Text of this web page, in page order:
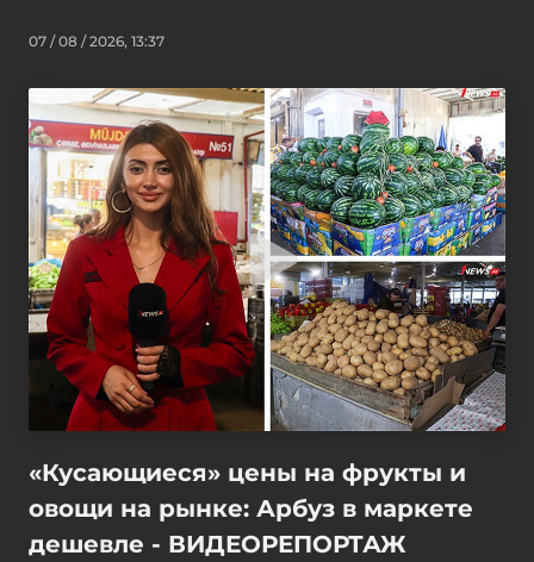
07 / 08 / 2026, 13:37
«Кусающиеся» цены на фрукты и
овощи на рынке: Арбуз в маркете
дешевле - ВИДЕОРЕПОРТАЖ